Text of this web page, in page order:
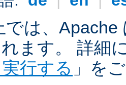
では、
ます。 詳細
行する 」を